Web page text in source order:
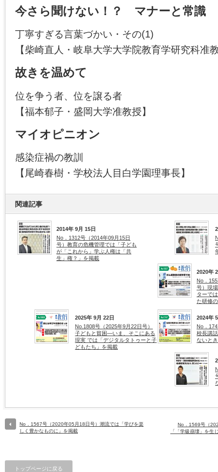
今さら聞けない！？ マナーと常識
丁寧すぎる言葉づかい・その(1)
【柴崎直人・岐阜大学大学院教育学研究科准
故きを温めて
位を争う者、位を譲る者
【福本郁子・盛岡大学准教授】
マイオピニオン
感染症禍の教訓
【尾崎春樹・学校法人目白学園理事長】
関連記事
2014年 9月 15日
No．1312号（2014年09月15日
号）教育の危機管理では「子ども
が「これから」学ぶ人権は「共
生」権？」を掲載
2020年
No．
号）現
ターで
た研修
2025年 9月 22日
No.1808号（2025年9月22日号）
子どもと貧困―いま、そこにある
現実 では「デジタルタトゥーと子
どもたち」を掲載
2024年
No．
校長講
ないと
No．1567号（2020年05月18日号）潮流では「学びを楽
しく豊かなものに」を掲載
No．1569号（
「「学級崩壊」を
トップページに戻る